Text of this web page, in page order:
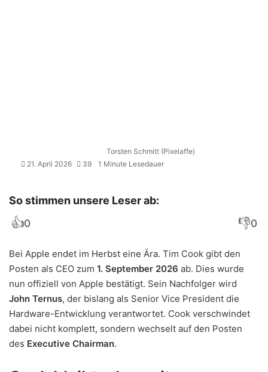
Torsten Schmitt (Pixelaffe)
21. April 2026
39 1 Minute Lesedauer
So stimmen unsere Leser ab:
👍0 👎0
Bei Apple endet im Herbst eine Ära. Tim Cook gibt den
Posten als CEO zum 1. September 2026 ab. Dies wurde
nun offiziell von Apple bestätigt. Sein Nachfolger wird
John Ternus, der bislang als Senior Vice President die
Hardware-Entwicklung verantwortet. Cook verschwindet
dabei nicht komplett, sondern wechselt auf den Posten
des Executive Chairman.